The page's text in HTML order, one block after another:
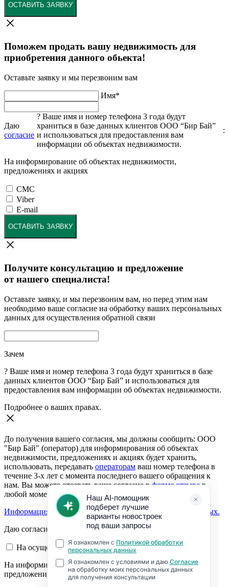
ОСТАВИТЬ ЗАЯВКУ
Поможем продать вашу недвижимость для
приобретения данного обьекта!
Оставьте заявку и мы перезвоним вам
Имя*
Даю
согласие
? Ваше имя и номер телефона 3 года будут
храниться в базе данных клиентов ООО “Бир Бай”
и использоваться для предоставления вам
информации об объектах недвижимости.
:
На информирование об объектах недвижимости,
предложениях и акциях
СМС
Viber
E-mail
ОСТАВИТЬ ЗАЯВКУ
Получите консультацию и предложение
от нашего специалиста!
Оставьте заявку, и мы перезвоним вам, но перед этим нам
необходимо ваше согласие на обработку ваших персональных
данных для осуществления обратной связи
Зачем
? Ваше имя и номер телефона 3 года будут храниться в базе
данных клиентов ООО “Бир Бай” и использоваться для
предоставления вам информации об объектах недвижимости.
Подробнее о ваших правах.
До получения вашего согласия, мы должны сообщить: ООО
"Бир Бай" (оператор) для информирования об объектах
недвижимости, предложениях и акциях будет хранить,
использовать, передавать операторам ваш номер телефона в
течение 3-х лет с момента последнего вашего обращения к
нам. Вы можете отозвать ваше согласие вформе отзывав
любой момент.
Информация о согласии на обработку персональных данных.
Даю согласие:
На осуществление обратной связи
На информирование об объектах недвижимости,
предложениях и акциях